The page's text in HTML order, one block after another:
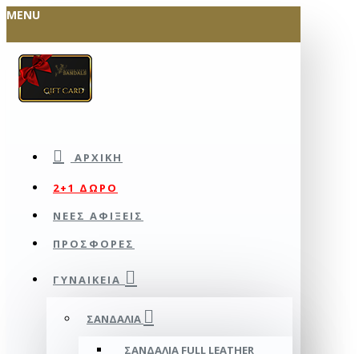
MENU
ΑΡΧΙΚΉ
2+1 ΔΩΡΟ
ΝΕΕΣ ΑΦΙΞΕΙΣ
ΠΡΟΣΦΟΡΕΣ
ΓΥΝΑΙΚΕΊΑ
ΣΑΝΔΆΛΙΑ
ΣΑΝΔΆΛΙΑ FULL LEATHER